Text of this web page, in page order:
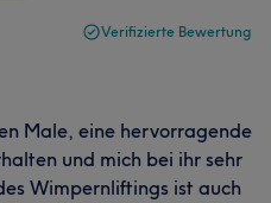
Verifizierte Bewertung
Male, eine hervorragende
und mich bei ihr sehr
Wimpernliftings ist auch